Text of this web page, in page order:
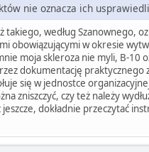
nie oznacza ich
takiego, według Szanownego,
obowiązującymi w okresie
moja skleroza nie myli, B-
dokumentację praktycznego
się w jednostce
zniszczyć, czy też należy
dokładnie przeczytać